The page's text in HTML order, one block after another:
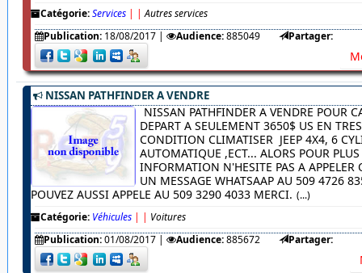
Catégorie:Services | | Autres services
Publication: 18/08/2017| Audience:885049 Partager:
NISSAN PATHFINDER A VENDRE
NISSAN PATHFINDER A VENDRE POUR
DEPART A SEULEMENT 3650$ US EN
CONDITION CLIMATISER JEEP 4X4, 6
AUTOMATIQUE ,ECT... ALORS POUR PLUS
INFORMATION N'HESITE PAS A APPELER
UN MESSAGE WHATSAAP AU 509 4726
POUVEZ AUSSI APPELE AU 509 3290 4033 MERCI. (...)
Catégorie: Véhicules | | Voitures
Publication:01/08/2017| Audience:885672 Partager: